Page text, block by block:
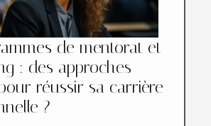
de mentorat et
: des approches
réussir sa carrière
?